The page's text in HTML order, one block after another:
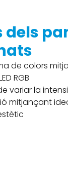
de colors
RGB
variar la
mitjançant